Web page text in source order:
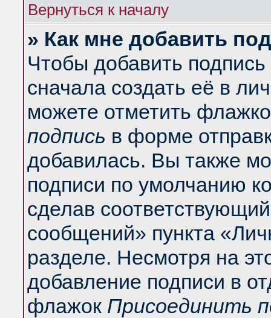
Вернуться к началу
» Как мне добавить
Чтобы добавить
сначала создать её в
можете отметить
подпись в форме
добавилась. Вы также
подписи по умолчанию
сделав
сообщений» пункта
разделе. Несмотря на
добавление подписи в
флажок Присоединить